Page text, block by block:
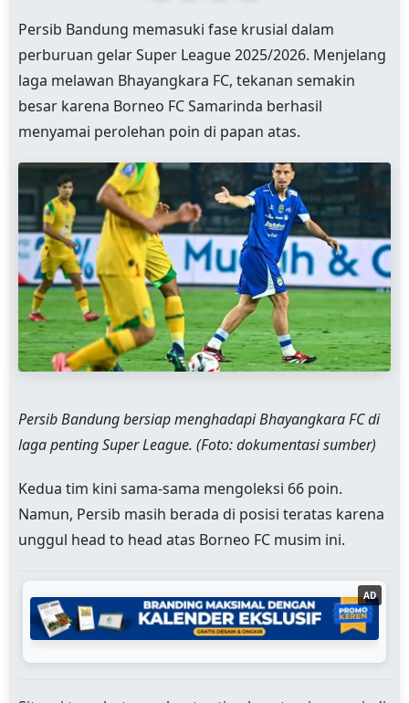
Persib Bandung memasuki fase krusial dalam
perburuan gelar Super League 2025/2026. Menjelang
laga melawan Bhayangkara FC, tekanan semakin
besar karena Borneo FC Samarinda berhasil
menyamai perolehan poin di papan atas.
Persib Bandung bersiap menghadapi Bhayangkara FC di
laga penting Super League. (Foto: dokumentasi sumber)
Kedua tim kini sama-sama mengoleksi 66 poin.
Namun, Persib masih berada di posisi teratas karena
unggul head to head atas Borneo FC musim ini.
AD